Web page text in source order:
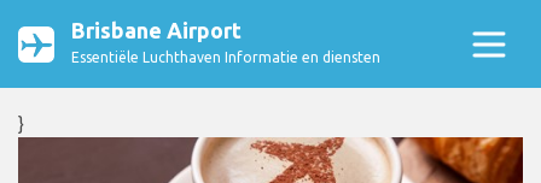
Brisbane Airport
Essentiële Luchthaven Informatie en diensten
}